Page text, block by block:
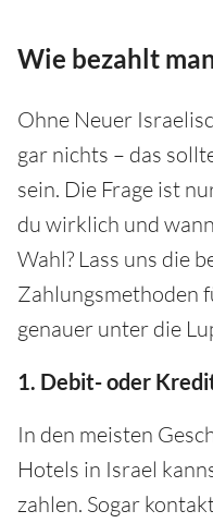
Wie bezahlt
Ohne Neuer
gar nichts – das
sein. Die Frage ist
du wirklich und
Wahl? Lass uns die
Zahlungsmethoden
genauer unter die
1. Debit- oder
In den meisten
Hotels in Israel
zahlen. Sogar